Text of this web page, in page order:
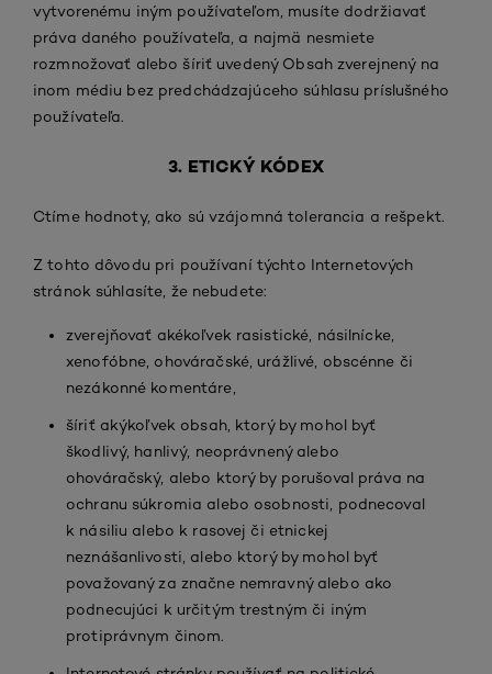
vytvorenému iným používateľom, musíte dodržiavať
práva daného používateľa, a najmä nesmiete
rozmnožovať alebo šíriť uvedený Obsah zverejnený na
inom médiu bez predchádzajúceho súhlasu príslušného
používateľa.
3. ETICKÝ KÓDEX
Ctíme hodnoty, ako sú vzájomná tolerancia a rešpekt.
Z tohto dôvodu pri používaní týchto Internetových
stránok súhlasíte, že nebudete:
zverejňovať akékoľvek rasistické, násilnícke,
xenofóbne, ohováračské, urážlivé, obscénne či
nezákonné komentáre,
šíriť akýkoľvek obsah, ktorý by mohol byť
škodlivý, hanlivý, neoprávnený alebo
ohováračský, alebo ktorý by porušoval práva na
ochranu súkromia alebo osobnosti, podnecoval
k násiliu alebo k rasovej či etnickej
neznášanlivosti, alebo ktorý by mohol byť
považovaný za značne nemravný alebo ako
podnecujúci k určitým trestným či iným
protiprávnym činom.